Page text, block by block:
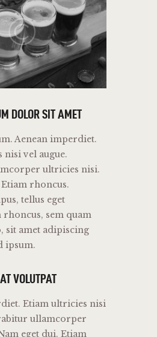
DOLOR SIT AMET
Aenean imperdiet.
vel augue.
ultricies nisi.
rhoncus.
tellus eget
sem quam
sit amet adipiscing
ipsum.
VOLUTPAT
Etiam ultricies nisi
ullamcorper
eget dui. Etiam